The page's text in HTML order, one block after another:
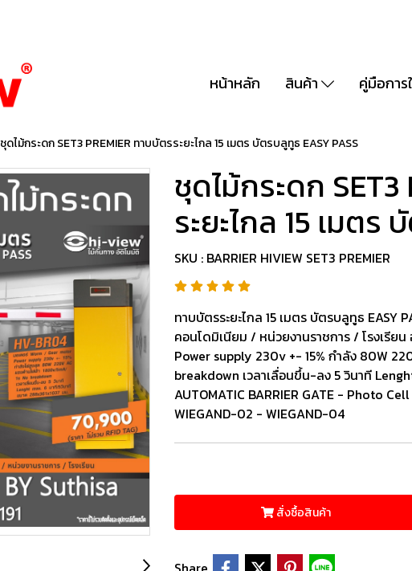
หน้าหลัก สินค้า คู่มือการ
ชุดไม้กระดก SET3 PREMIER ทาบบัตรระยะไกล 15 เมตร บัตรบลูทูธ EASY PASS
ชุดไม้กระดก SET3
ระยะไกล 15 เมตร
SKU : BARRIER HIVIEW SET3 PREMIER
ทาบบัตรระยะไกล 15 เมตร บัตรบลูทูธ EASY
คอนโดมิเนียม / หน่วยงานราชการ / โรงเรี
Power supply 230v +- 15% กำลัง 80W
breakdown เวลาเลื่อนขึ้น-ลง 5 วินาที
AUTOMATIC BARRIER GATE - Photo
WIEGAND-02 - WIEGAND-04
สั่งซื้อสินค้า